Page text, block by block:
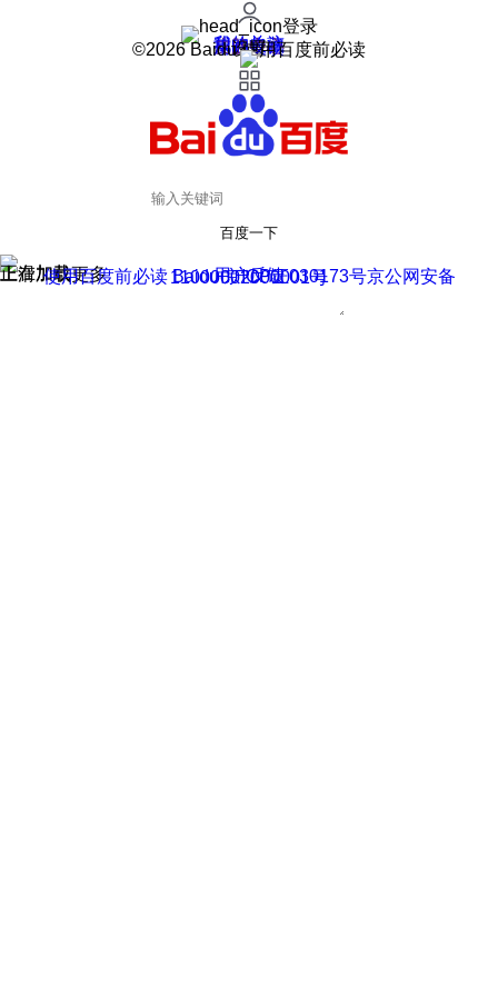
登录
我的关注
我的收藏
皮肤中心
用户反馈
设置
©2026 Baidu 使用百度前必读
百度一下
正在加载
上滑加载更多 用户反馈
使用百度前必读 Baidu 京ICP证030173号
京公网安备11000002000001号